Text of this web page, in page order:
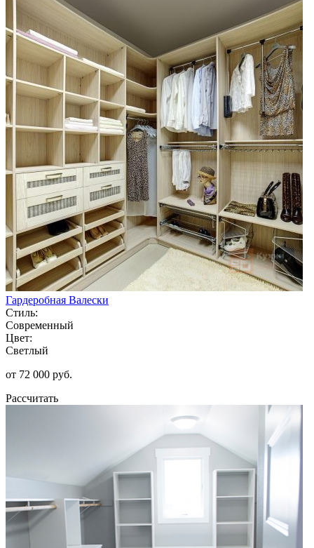
Гардеробная Валески
Стиль:
Современный
Цвет:
Светлый
от 72 000 руб.
Рассчитать